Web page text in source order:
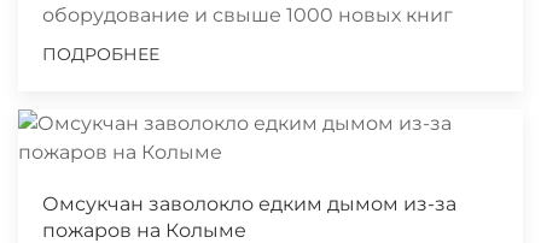
оборудование и свыше 1000 новых книг
ПОДРОБНЕЕ
Омсукчан заволокло едким дымом из-за
пожаров на Колыме